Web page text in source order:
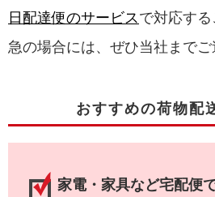
日配達便のサービス で対応す
急の場合には、ぜひ当社までご
おすすめの荷物配
家電・家具など宅配便